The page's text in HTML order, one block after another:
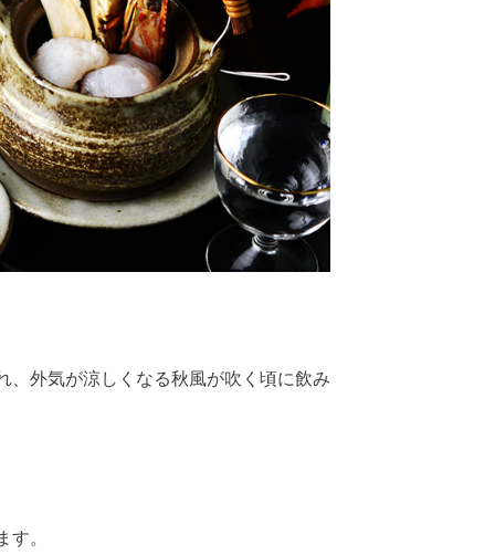
、外気が涼しくなる秋風が吹く頃に飲み
す。